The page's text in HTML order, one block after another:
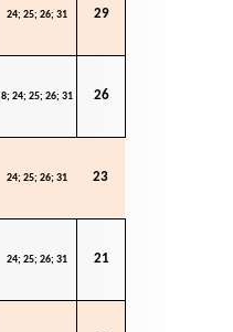
24; 25; 26; 31 29
8; 24; 25; 26; 31 26
24; 25; 26; 31 23
24; 25; 26; 31 21